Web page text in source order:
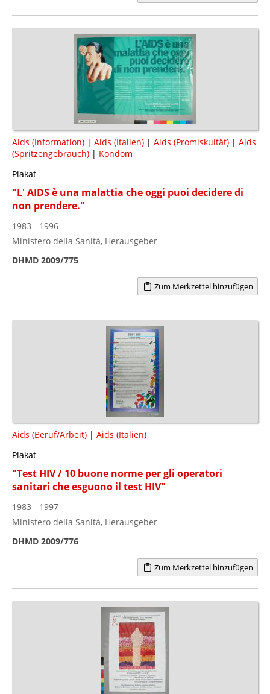
Aids (Information) | Aids (Italien) | Aids (Promiskuität) | Aids
(Spritzengebrauch) | Kondom
Plakat
"L' AIDS è una malattia che oggi puoi decidere di
non prendere."
1983 - 1996
Ministero della Sanità, Herausgeber
DHMD 2009/775
Zum Merkzettel hinzufügen
Aids (Beruf/Arbeit) | Aids (Italien)
Plakat
"Test HIV / 10 buone norme per gli operatori
sanitari che esguono il test HIV"
1983 - 1997
Ministero della Sanità, Herausgeber
DHMD 2009/776
Zum Merkzettel hinzufügen